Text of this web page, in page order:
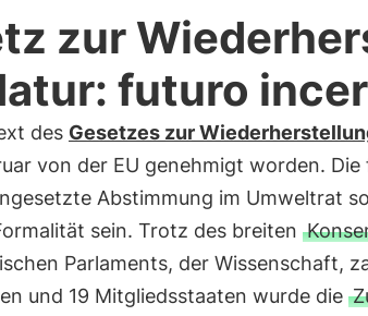
zur
futuro
des Gesetzes zur
von der EU genehmigt worden.
Abstimmung im Umweltrat
sein. Trotz des breiten
Parlaments, der Wissenschaft,
und 19 Mitgliedsstaaten wurde die